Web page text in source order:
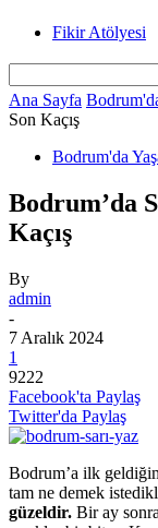
Fikir Atölyesi
Ana Sayfa
Son Kaçış
Bodrum'da
Bodrum’da
Kaçış
By
admin
-
7 Aralık 2024
1
9222
Facebook'ta Paylaş
Twitter'da Paylaş
Bodrum’a ilk
tam ne demek
güzeldir. Bir ay